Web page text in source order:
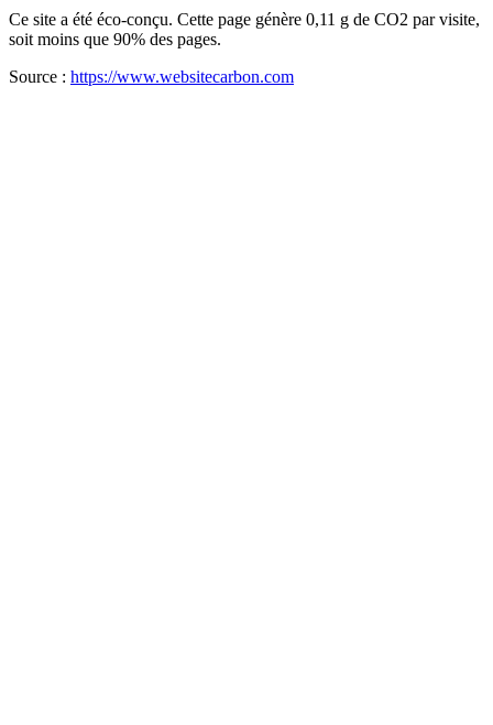
Ce site a été éco-conçu. Cette page génère 0,11 g de CO2 par visite,
soit moins que 90% des pages.
Source : https://www.websitecarbon.com